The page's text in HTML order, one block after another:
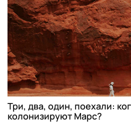
Три, два, один, поехали:
колонизируют Марс?